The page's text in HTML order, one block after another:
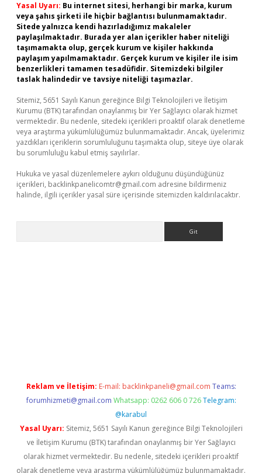
Yasal Uyarı: Bu internet sitesi, herhangi bir marka, kurum
veya şahıs şirketi ile hiçbir bağlantısı bulunmamaktadır.
Sitede yalnızca kendi hazırladığımız makaleler
paylaşılmaktadır. Burada yer alan içerikler haber niteliği
taşımamakta olup, gerçek kurum ve kişiler hakkında
paylaşım yapılmamaktadır. Gerçek kurum ve kişiler ile isim
benzerlikleri tamamen tesadüfidir. Sitemizdeki bilgiler
taslak halindedir ve tavsiye niteliği taşımazlar.
Sitemiz, 5651 Sayılı Kanun gereğince Bilgi Teknolojileri ve İletişim
Kurumu (BTK) tarafından onaylanmış bir Yer Sağlayıcı olarak hizmet
vermektedir. Bu nedenle, sitedeki içerikleri proaktif olarak denetleme
veya araştırma yükümlülüğümüz bulunmamaktadır. Ancak, üyelerimiz
yazdıkları içeriklerin sorumluluğunu taşımakta olup, siteye üye olarak
bu sorumluluğu kabul etmiş sayılırlar.
Hukuka ve yasal düzenlemelere aykırı olduğunu düşündüğünüz
içerikleri, backlinkpanelicomtr@gmail.com adresine bildirmeniz
halinde, ilgili içerikler yasal süre içerisinde sitemizden kaldırılacaktır.
Reklam ve İletişim: E-mail: backlinkpaneli@gmail.com Teams:
forumhizmeti@gmail.com Whatsapp: 0262 606 0 726 Telegram:
@karabul
Yasal Uyarı: Sitemiz, 5651 Sayılı Kanun gereğince Bilgi Teknolojileri
ve İletişim Kurumu (BTK) tarafından onaylanmış bir Yer Sağlayıcı
olarak hizmet vermektedir. Bu nedenle, sitedeki içerikleri proaktif
olarak denetleme veya araştırma yükümlülüğümüz bulunmamaktadır.